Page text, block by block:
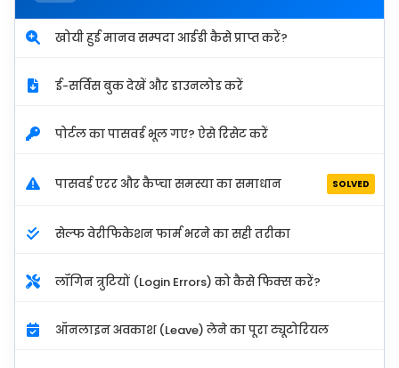
खोयी हुई मानव सम्पदा आईडी कैसे प्राप्त करें?
ई-सर्विस बुक देखें और डाउनलोड करें
पोर्टल का पासवर्ड भूल गए? ऐसे रिसेट करें
पासवर्ड एरर और कैप्चा समस्या का समाधान SOLVED
सेल्फ वेरीफिकेशन फार्म भरने का सही तरीका
लॉगिन त्रुटियों (Login Errors) को कैसे फिक्स करें?
ऑनलाइन अवकाश (Leave) लेने का पूरा ट्यूटोरियल